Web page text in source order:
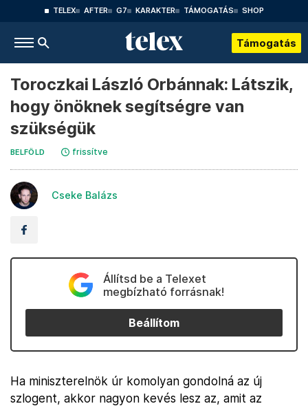
TELEX AFTER G7 KARAKTER TÁMOGATÁS SHOP
Támogatás
Toroczkai László Orbánnak: Látszik,
hogy önöknek segítségre van
szükségük
BELFÖLD frissítve
Cseke Balázs
Állítsd be a Telexet
megbízható forrásnak!
Beállítom
Ha miniszterelnök úr komolyan gondolná az új
szlogent, akkor nagyon kevés lesz az, amit az